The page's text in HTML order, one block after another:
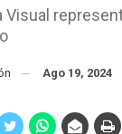
Visual
Ago 19, 2024